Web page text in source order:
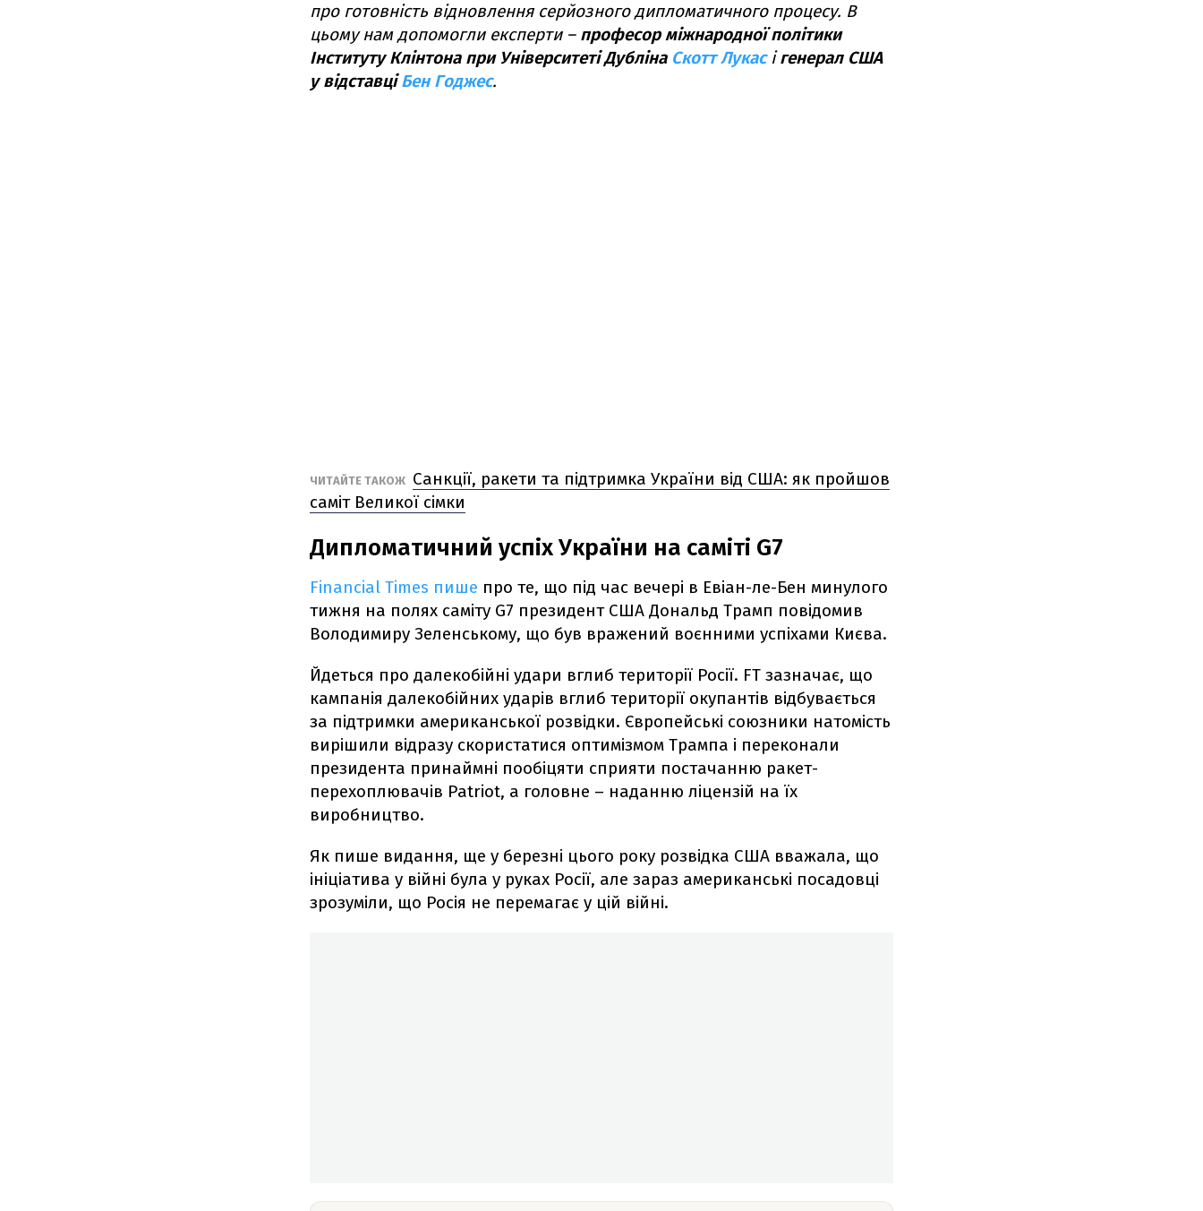
про готовність відновлення серйозного дипломатичного процесу. В
цьому нам допомогли експерти – професор міжнародної політики
Інституту Клінтона при Університеті Дубліна Скотт Лукасігенерал США
у відставціБен Годжес.
ЧИТАЙТЕ ТАКОЖ Санкції, ракети та підтримка України від США: як пройшов
саміт Великої сімки
Дипломатичний успіх України на саміті G7
Financial Times пише про те, що під час вечері в Евіан-ле-Бен минулого
тижня на полях саміту G7 президент США Дональд Трамп повідомив
Володимиру Зеленському, що був вражений воєнними успіхами Києва.
Йдеться про далекобійні удари вглиб території Росії. FT зазначає, що
кампанія далекобійних ударів вглиб території окупантів відбувається
за підтримки американської розвідки. Європейські союзники натомість
вирішили відразу скористатися оптимізмом Трампа і переконали
президента принаймні пообіцяти сприяти постачанню ракет-
перехоплювачів Patriot, а головне – наданню ліцензій на їх
виробництво.
Як пише видання, ще у березні цього року розвідка США вважала, що
ініціатива у війні була у руках Росії, але зараз американські посадовці
зрозуміли, що Росія не перемагає у цій війні.